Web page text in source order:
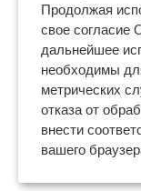
Продолжая
свое
дальнейшее
необходимы
метрических
отказа от
внести
вашего